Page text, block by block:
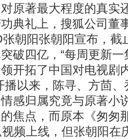
原著最大程度的真实
典礼上，搜狐公司董
朝阳张朝阳宣布，截
破四亿，“每周更新
开拓了中国对电视剧
以来，陈寻、方茴、
感归属究竟与原著小
焦点，而原本《匆匆
频上线，但张朝阳在